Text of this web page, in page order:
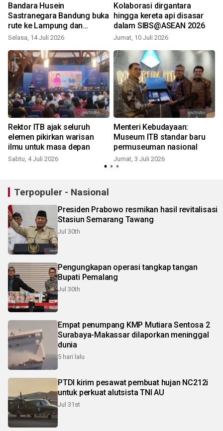
Bandara Husein
Sastranegara Bandung buka
rute ke Lampung dan
Palembang
Selasa, 14 Juli 2026
Kolaborasi dirgantara
hingga kereta api disasar
dalam SIBS@ASEAN 2026
Jumat, 10 Juli 2026
Rektor ITB ajak seluruh
elemen pikirkan warisan
ilmu untuk masa depan
Sabtu, 4 Juli 2026
Menteri Kebudayaan:
Museum ITB standar baru
permuseuman nasional
Jumat, 3 Juli 2026
Terpopuler - Nasional
Presiden Prabowo resmikan hasil revitalisasi
Stasiun Semarang Tawang
Jul 30th
Pengungkapan operasi tangkap tangan
Bupati Pemalang
Jul 30th
Empat penumpang KMP Mutiara Sentosa 2
Surabaya-Makassar dilaporkan meninggal
dunia
5 hari lalu
PTDI kirim pesawat pembuat hujan NC212i
untuk perkuat alutsista TNI AU
Jul 31st